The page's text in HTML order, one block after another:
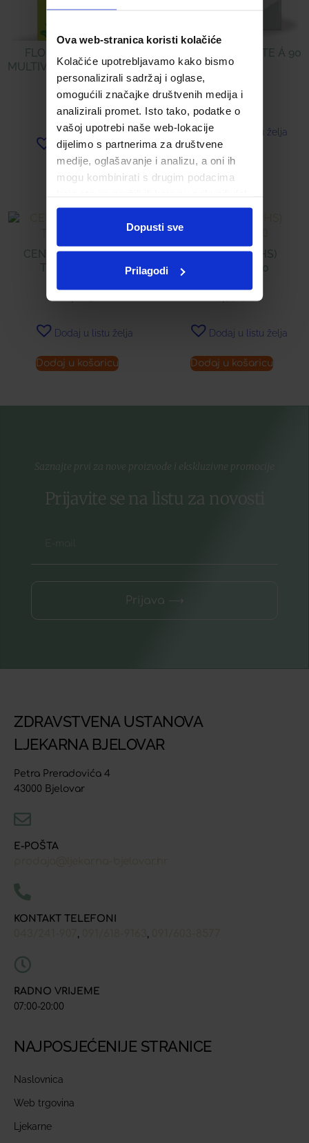
Ova web-stranica koristi kolačiće
Kolačiće upotrebljavamo kako bismo
personalizirali sadržaj i oglase,
omogućili značajke društvenih medija i
analizirali promet. Isto tako, podatke o
vašoj upotrebi naše web-lokacije
dijelimo s partnerima za društvene
medije, oglašavanje i analizu, a oni ih
mogu kombinirati s drugim podacima
ste upotrebljavali njihove usluge.
Dopusti sve
Prilagodi
FLORADIX EPRESAT
MULTIVITAMINSKI TONIK Á
250 ML
18,00€
Dodaj u listu želja
Pročitaj više
CENTRAVIT TABLETE Á 90
Dodaj u listu želja
Pročitaj više
CENTRAVIT ENERGY
TABLETE Á 30
Dodaj u listu želja
Dodaj u košaricu
BOULARDII (PHS)
KAPSULE Á 10
Dodaj u listu želja
Dodaj u košaricu
Saznajte prvi za nove proizvode i ekskluzivne promocije
Prijavite se na listu za novosti
Prijava ⟶
ZDRAVSTVENA USTANOVA
LJEKARNA BJELOVAR
Petra Preradovića 4
43000 Bjelovar
E-POŠTA
KONTAKT TELEFONI
RADNO VRIJEME
07:00-20:00
NAJPOSJEĆENIJE STRANICE
Naslovnica
Web trgovina
Ljekarne